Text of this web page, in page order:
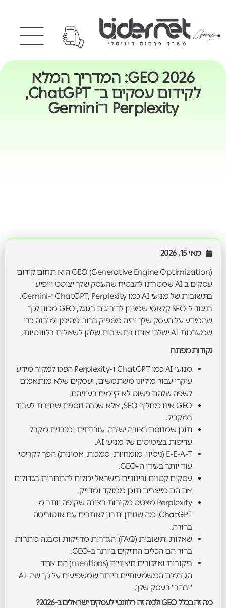
GEO 2026: המדריך המלא
לקידום עסקים ב־ ChatGPT,
‏Perplexity ו־Gemini
מאי 15, 2026
GEO (Generative Engine Optimization) הוא תחום קידום
עסקים ב AI שמטרתו להבטיח שהעסק שלך יצוטט ויופיע
בתשובות של מנועי AI כמו ChatGPT, Perplexity ו-Gemini.
בניגוד ל-SEO קלאסי שמכוון לדירוגים בגוגל, GEO מכוון לכך
שהמידע על העסק שלך יהיה מספיק ברור, מהימן ומובנה כדי
שמערכות AI ישלבו אותו בתשובות שלהן לשאלות רלוונטיות.
נקודות מפתח
מנועי AI כמו ChatGPT ו-Perplexity הפכו למקור מידע
עיקרי עבור מיליוני משתמשים, ועסקים שלא מותאמים
לשפה שלהם פשוט לא קיימים בעיניהם.
GEO אינו מחליף SEO, אלא שכבה נוספת שחייבת לעבוד
במקביל.
תוכן שמנוסח בצורה ישירה, עובדתית ומובנית מקבל
עדיפות בציטוטים של מנועי AI.
E-E-A-T (ניסיון, מומחיות, סמכות, אמינות) הפך לקריטי
עוד יותר בעידן ה-GEO.
עסקים קטנים ובינוניים בישראל יכולים להתחרות בגדולים
אם הם מייצרים תוכן ממוקד ומדויק.
Perplexity מצטט מקורות בצורה שקופה יותר מ-
ChatGPT, מה שנותן יתרון לאתרים עם אוטוריטה
ברורה.
שאלות ותשובות (FAQ), הגדרות מדויקות ומבנה כותרות
ברור הם הכלים החזקים ביותר ב-GEO.
ביקורות ואזכורים חיצוניים (mentions) הם אחד
הגורמים המשמעותיים ביותר שמשפיעים על כך שה-AI
"יבחר" בעסק שלך.
מה זה בכלל GEO ולמה זה רלוונטי לעסקים ישראלים ב-2026?